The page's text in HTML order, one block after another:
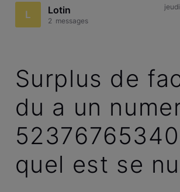
L Lotin
2 messages
Surplus de
du a un
quel est se